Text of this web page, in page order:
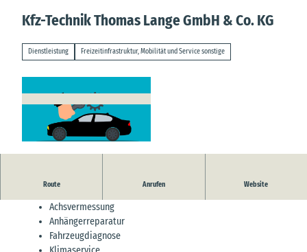
Kfz-Technik Thomas Lange GmbH & Co. KG
Dienstleistung Freizeitinfrastruktur, Mobilität und Service sonstige
Route Anrufen Website
Service der Werkstatt:
Achsvermessung
Anhängerreparatur
Fahrzeugdiagnose